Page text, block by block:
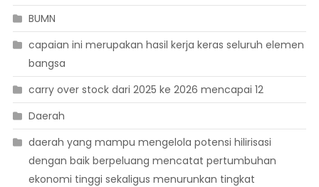
BUMN
capaian ini merupakan hasil kerja keras seluruh elemen
bangsa
carry over stock dari 2025 ke 2026 mencapai 12
Daerah
daerah yang mampu mengelola potensi hilirisasi
dengan baik berpeluang mencatat pertumbuhan
ekonomi tinggi sekaligus menurunkan tingkat